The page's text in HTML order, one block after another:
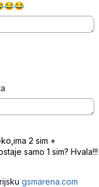
2 sim +
samo 1 sim? Hvala!!!
gsmarena.com